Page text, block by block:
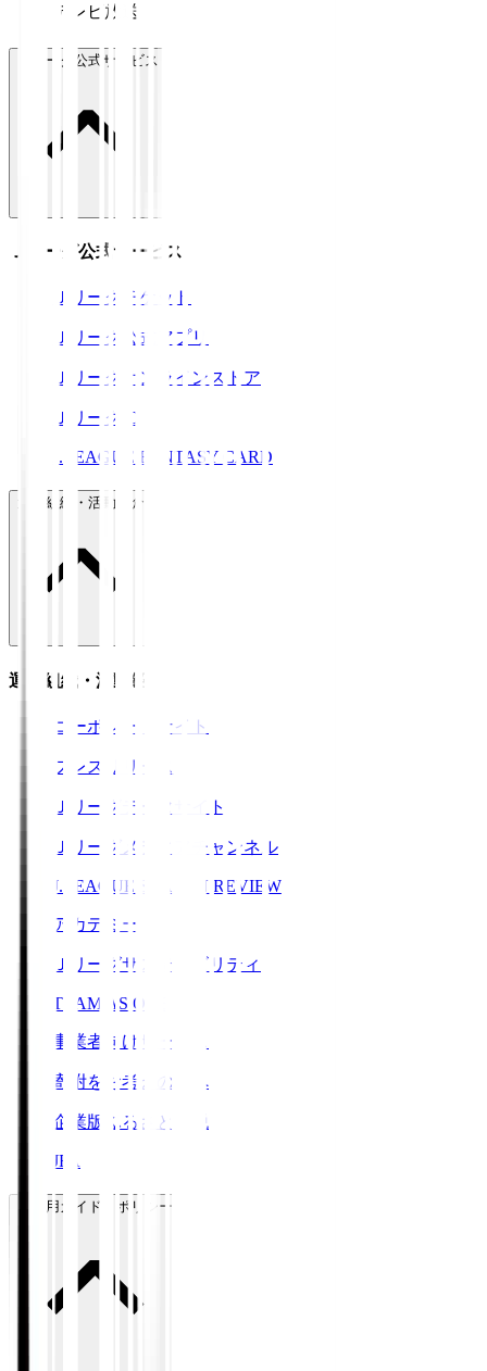
テレビ放送
Ｊリーグ公式サービス
Ｊリーグ公式サービス
Ｊリーグチケット
Ｊリーグ公式アプリ
Ｊリーグオンラインストア
ＪリーグID
J.LEAGUE FANTASY CARD
運営組織・活動紹介
運営組織・活動紹介
コーポレートサイト
プレスリリース
Ｊリーグデータサイト
Ｊリーグメディアチャンネル
J.LEAGUE SEASON REVIEW
アカデミー
Ｊリーグサステナビリティ
TEAM AS ONE
事業者向けサービス
寄附をお考えの方へ
企業版ふるさと納税
JFA
ご利用ガイド・ポリシー